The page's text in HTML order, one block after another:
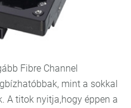
Fibre Channel
mint a sokkal
A titok nyitja,hogy éppen a